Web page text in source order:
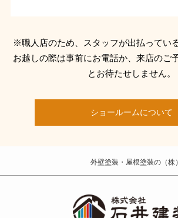
※職人店のため、スタッフが出払ってい
お越しの際は事前にお電話か、来店のご
とお待たせしません。
ショールームについて
外壁塗装・屋根塗装の（株